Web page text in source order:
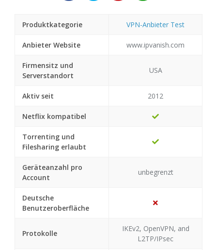
Produktkategorie VPN-Anbieter Test
Anbieter Website www.ipvanish.com
Firmensitz und
Serverstandort
USA
Aktiv seit 2012
Netflix kompatibel
Torrenting und
Filesharing erlaubt
Geräteanzahl pro
Account
unbegrenzt
Deutsche
Benutzeroberfläche
Protokolle
IKEv2, OpenVPN, and
L2TP/IPsec